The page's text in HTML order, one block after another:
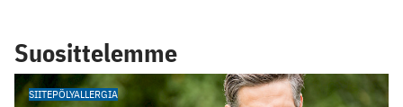
Suosittelemme
SIITEPÖLYALLERGIA